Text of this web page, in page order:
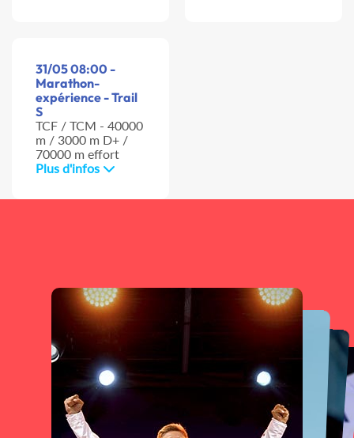
31/05 08:00 -
Marathon-
expérience - Trail
S
TCF / TCM - 40000
m / 3000 m D+ /
70000 m effort
Plus d'infos